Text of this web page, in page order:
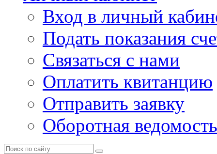
Вход в личный
Подать показания
Связаться с нами
Оплатить квитанцию
Отправить заявку
Оборотная ведомость